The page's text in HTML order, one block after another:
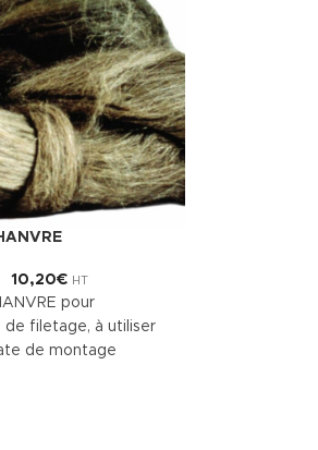
10,20€ HT
pour
de filetage, à utiliser
de montage